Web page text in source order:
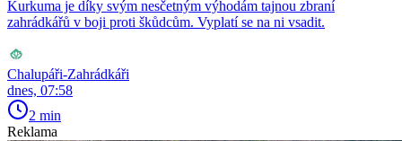
Kurkuma je díky svým nesčetným výhodám tajnou zbraní
zahrádkářů v boji proti škůdcům. Vyplatí se na ni vsadit.
Chalupáři-Zahrádkáři
dnes, 07:58
2 min
Reklama